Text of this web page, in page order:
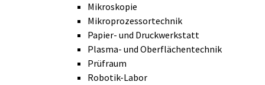
Mikroskopie
Mikroprozessortechnik
Papier- und Druckwerkstatt
Plasma- und Oberflächentechnik
Prüfraum
Robotik-Labor